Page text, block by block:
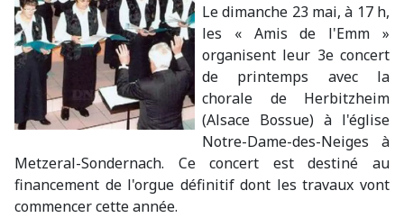
Le dimanche 23 mai, à 17 h,
les « Amis de l'Emm »
organisent leur 3e concert
de printemps avec la
chorale de Herbitzheim
(Alsace Bossue) à l'église
Notre-Dame-des-Neiges à
Metzeral-Sondernach. Ce concert est destiné au
financement de l'orgue définitif dont les travaux vont
commencer cette année.